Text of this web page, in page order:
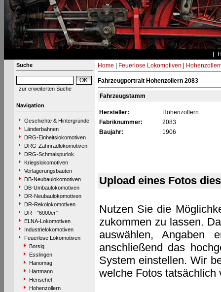
Suche
zur erweiterten Suche
Navigation
Geschichte & Hintergründe
Länderbahnen
DRG-Einheitslokomotiven
DRG-Zahnradlokomotiven
DRG-Schmalspurlok.
Kriegslokomotiven
Verlagerungsbauten
DB-Neubaulokomotiven
DB-Umbaulokomotiven
DR-Neubaulokomotiven
DR-Rekolokomotiven
DR - "6000er"
ELNA-Lokomotiven
Industrielokomotiven
Feuerlose Lokomotiven
Borsig
Esslingen
Hanomag
Hartmann
Henschel
Hohenzollern
Home Feuerlose Lokomotiven
Fahrzeugportrait Hohenzollern 2083
Fahrzeugstamm
Hersteller:
Hohenzollern
Fabriknummer:
2083
Baujahr:
1906
Upload eines Fotos
Nutzen Sie die
zukommen zu lassen.
auswählen, Angaben
anschließend das
System einstellen. Wir
welche Fotos tatsächlich